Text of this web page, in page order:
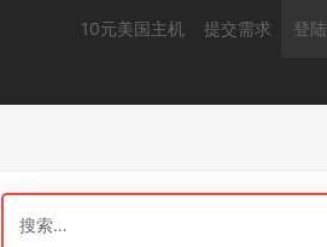
10元美国主机 提交需求 登陆
搜
索：